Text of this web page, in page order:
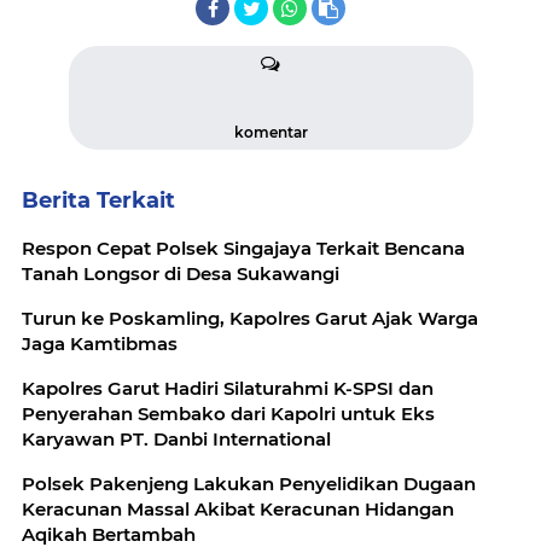
komentar
Berita Terkait
Respon Cepat Polsek Singajaya Terkait Bencana
Tanah Longsor di Desa Sukawangi
Turun ke Poskamling, Kapolres Garut Ajak Warga
Jaga Kamtibmas
Kapolres Garut Hadiri Silaturahmi K-SPSI dan
Penyerahan Sembako dari Kapolri untuk Eks
Karyawan PT. Danbi International
Polsek Pakenjeng Lakukan Penyelidikan Dugaan
Keracunan Massal Akibat Keracunan Hidangan
Aqikah Bertambah